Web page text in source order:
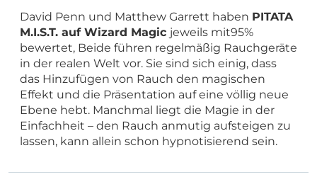
David Penn und Matthew Garrett haben PITATA
M.I.S.T. auf Wizard Magic jeweils mit95%
bewertet, Beide führen regelmäßig Rauchgeräte
in der realen Welt vor. Sie sind sich einig, dass
das Hinzufügen von Rauch den magischen
Effekt und die Präsentation auf eine völlig neue
Ebene hebt. Manchmal liegt die Magie in der
Einfachheit – den Rauch anmutig aufsteigen zu
lassen, kann allein schon hypnotisierend sein.